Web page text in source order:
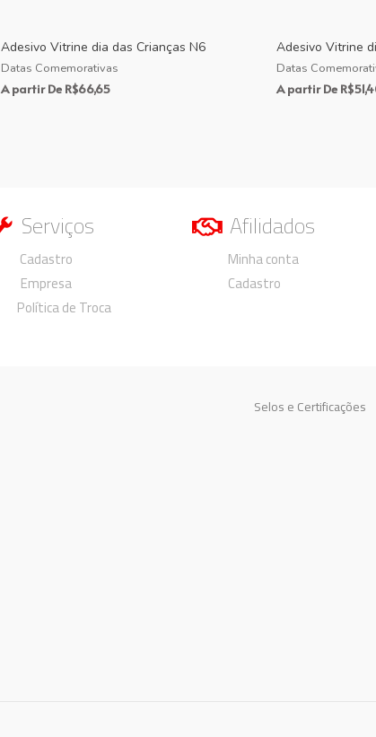
Adesivo Vitrine dia das Crianças N6
Datas Comemorativas
A partir De R$66,65
Adesivo Vitrine
Datas
A partir De R$
Duvidas
Serviços
Cadastro
Empresa
Política de Troca
Duvidas
Afilidados
Minha conta
Cadastro
Selos e Certificações